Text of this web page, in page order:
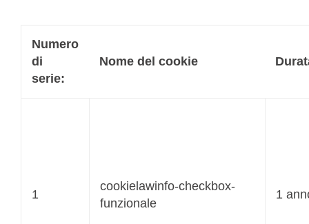
Numero
di
serie:
Nome del cookie
1
cookielawinfo-checkbox-
funzionale
1